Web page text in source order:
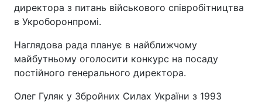
директора з питань військового співробітництва
в Укроборонпромі.
Наглядова рада планує в найближчому
майбутньому оголосити конкурс на посаду
постійного генерального директора.
Олег Гуляк у Збройних Силах України з 1993